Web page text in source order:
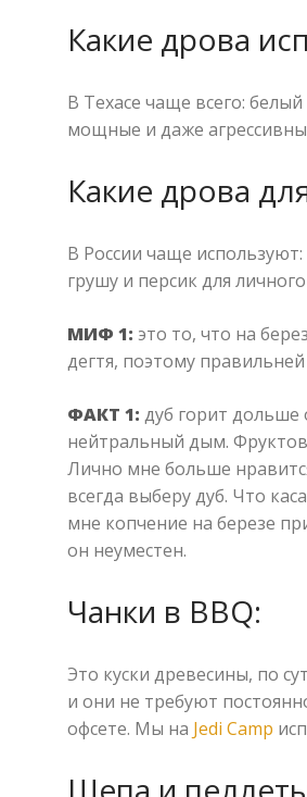
Какие дрова
В Техасе чаще всего:
мощные и даже
Какие дрова
В России чаще
грушу и персик для
МИФ 1: это то, что на
дегтя, поэтому
ФАКТ 1: дуб горит дольше
нейтральный дым.
Лично мне больше
всегда выберу дуб. Что
мне копчение на березе
он неуместен.
Чанки в BBQ:
Это куски древесины, по
и они не требуют
офсете. Мы на Jedi Camp